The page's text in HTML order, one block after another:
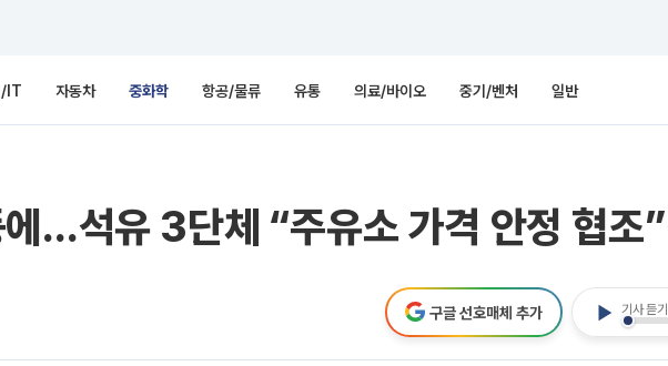
/IT 자동차 중화학 항공/물류 유통 의료/바이오 중기/벤처 일반
…석유 3단체 “주유소 가격 안정 협조”
기사 듣기
구글 선호매체 추가